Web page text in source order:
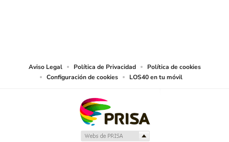
Aviso Legal Política de Privacidad
Política de cookies
Configuración de cookies
LOS40 en tu móvil